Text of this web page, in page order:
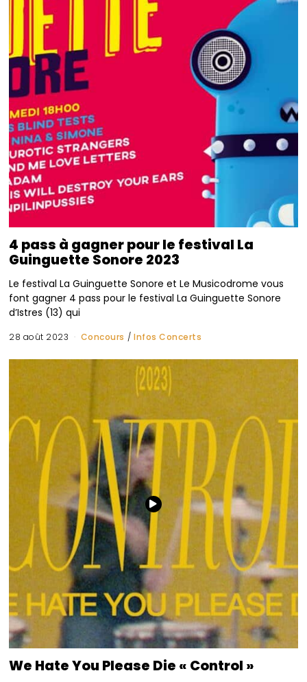
4 pass à gagner pour le festival La
Guinguette Sonore 2023
Le festival La Guinguette Sonore et Le Musicodrome vous
font gagner 4 pass pour le festival La Guinguette Sonore
d’Istres (13) qui
28 août 2023 Concours / Infos Concerts
We Hate You Please Die « Control »